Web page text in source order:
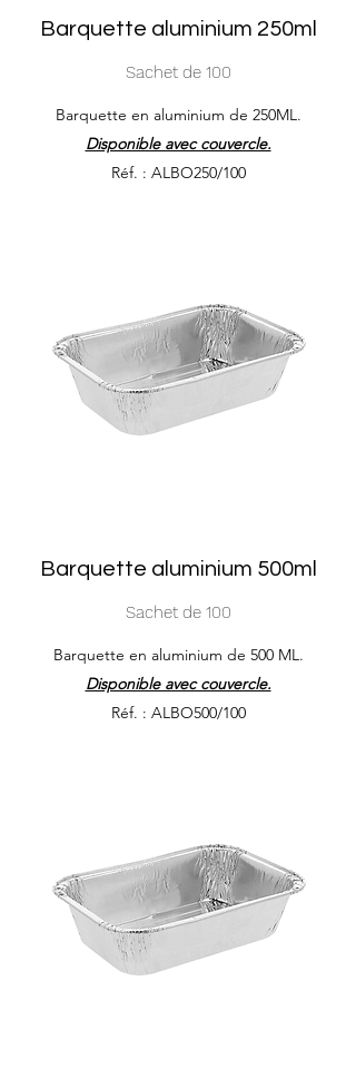
Barquette aluminium 250ml
Sachet de 100
Barquette en aluminium de 250ML.
Disponible avec couvercle.
Réf. : ALBO250/100
Barquette aluminium 500ml
Sachet de 100
Barquette en aluminium de 500 ML.
Disponible avec couvercle.
Réf. : ALBO500/100